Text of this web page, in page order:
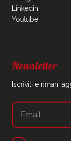
Linkedin
Youtube
Newsletter
Iscriviti e rimani